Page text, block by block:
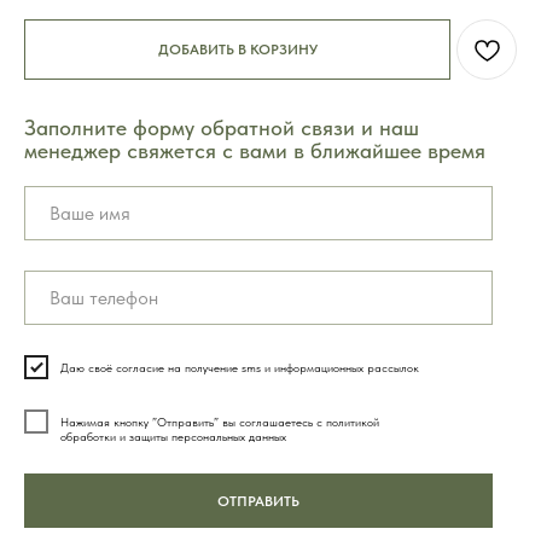
ДОБАВИТЬ В КОРЗИНУ
Заполните форму обратной связи и наш
менеджер свяжется с вами в ближайшее время
Даю своё согласие на получение sms и информационных рассылок
Нажимая кнопку ”Отправить” вы соглашаетесь с политикой
обработки и защиты персональных данных
ОТПРАВИТЬ
Часы работы 09:00 — 21:00
без выходных
8 (495) 003-42-92